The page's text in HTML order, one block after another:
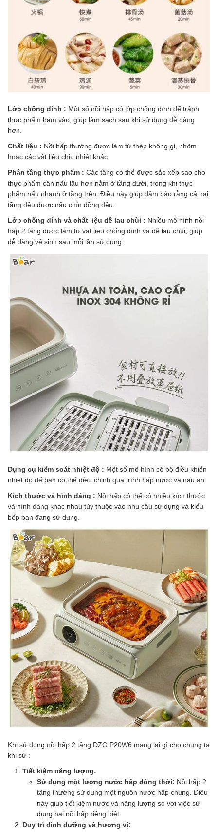
Lớp chống dính : Một số nồi hấp có lớp chống dính để tránh
thực phẩm bám vào, giúp làm sạch sau khi sử dụng dễ dàng
hơn.
Chất liệu : Nồi hấp thường được làm từ thép không gỉ, nhôm
hoặc các vật liệu chịu nhiệt khác.
Phân tầng thực phẩm : Các tầng có thể được sắp xếp sao cho
thực phẩm cần nấu lâu hơn nằm ở tầng dưới, trong khi thực
phẩm nấu nhanh ở tầng trên. Điều này giúp đảm bảo rằng cả hai
tầng đều được nấu chín đồng đều.
Lớp chống dính và chất liệu dễ lau chùi : Nhiều mô hình nồi
hấp 2 tầng được làm từ vật liệu chống dính và dễ lau chùi, giúp
dễ dàng vệ sinh sau mỗi lần sử dụng.
Dụng cụ kiểm soát nhiệt độ : Một số mô hình có bộ điều khiển
nhiệt độ để bạn có thể điều chỉnh quá trình hấp nước và nấu ăn.
Kích thước và hình dáng : Nồi hấp có thể có nhiều kích thước
và hình dáng khác nhau tùy thuộc vào nhu cầu sử dụng và kiểu
bếp bạn đang sử dụng.
Khi sử dụng nồi hấp 2 tầng DZG P20W6 mang lại gì cho chung ta
khi sử :
Tiết kiệm năng lượng:
Sử dụng một lượng nước hấp đồng thời: Nồi hấp 2
tầng thường sử dụng một nguồn nước hấp chung. Điều
này giúp tiết kiệm nước và năng lượng so với việc sử
dụng hai nồi hấp riêng biệt.
Duy trì dinh dưỡng và hương vị: